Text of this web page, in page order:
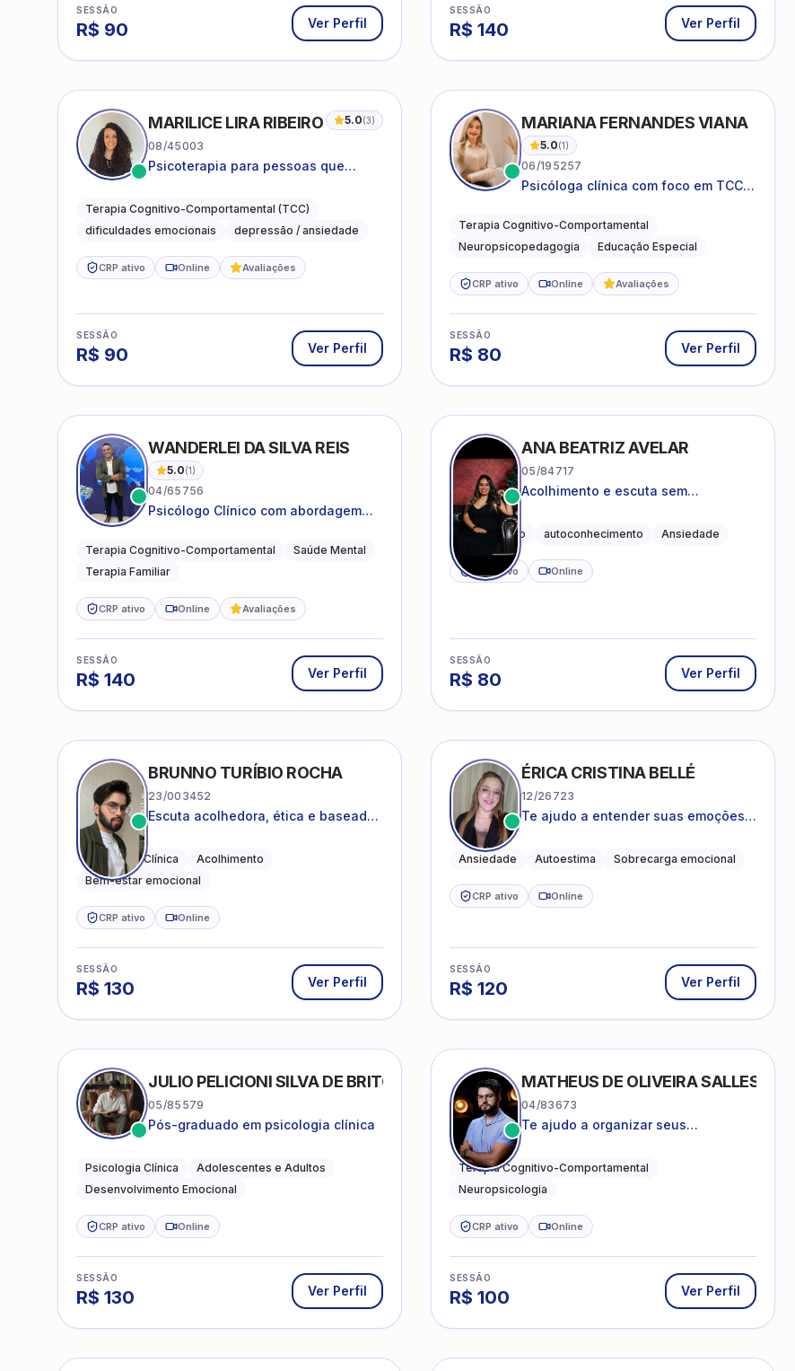
SESSÃO
R$ 90 Ver Perfil
SESSÃO
R$ 140 Ver Perfil
MARILICE LIRA RIBEIRO 5.0(3)
08/45003
Psicoterapia para pessoas que
lidar com as dificuldades do dia a
dia
Terapia Cognitivo-Comportamental (TCC)
dificuldades emocionais
depressão / ansiedade
CRP ativo Online Avaliações
SESSÃO
R$ 90 Ver Perfil
MARIANA FERNANDES VIANA
5.0(1)
06/195257
Psicóloga clínica com foco em TCC,
acompanhamento do
neurodesenvolvimento.
Terapia Cognitivo-Comportamental
Neuropsicopedagogia
Educação Especial
CRP ativo Online Avaliações
SESSÃO
R$ 80 Ver Perfil
WANDERLEI DA SILVA REIS
5.0(1)
04/65756
Psicólogo Clínico com abordagem
e terapia sistêmica
Terapia Cognitivo-Comportamental
Saúde Mental
Terapia Familiar
CRP ativo Online Avaliações
SESSÃO
R$ 140 Ver Perfil
ANA BEATRIZ AVELAR
05/84717
Acolhimento e escuta sem
Acolhimento autoconhecimento Ansiedade
CRP ativo Online
SESSÃO
R$ 80 Ver Perfil
BRUNNO TURÍBIO ROCHA
23/003452
Escuta acolhedora, ética e baseada
Psicologia Clínica
Acolhimento
Bem-estar emocional
CRP ativo Online
SESSÃO
R$ 130 Ver Perfil
ÉRICA CRISTINA BELLÉ
12/26723
Te ajudo a entender suas emoções e
lidar com o que você está vivendo
Ansiedade Autoestima Sobrecarga emocional
CRP ativo Online
SESSÃO
R$ 120 Ver Perfil
JULIO PELICIONI SILVA DE BRITO
05/85579
Pós-graduado em psicologia clínica
Psicologia Clínica
Adolescentes e Adultos
Desenvolvimento Emocional
CRP ativo Online
SESSÃO
R$ 130 Ver Perfil
MATHEUS DE OLIVEIRA SALLES
04/83673
Te ajudo a organizar seus
e viver com mais clareza e sentido,
com uma terapia estruturada e
baseada em ciência.
Terapia Cognitivo-Comportamental
Neuropsicologia
CRP ativo Online
SESSÃO
R$ 100 Ver Perfil